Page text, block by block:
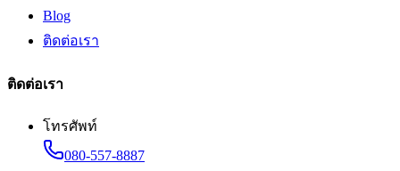
Blog
ติดต่อเรา
ติดต่อเรา
โทรศัพท์
080-557-8887